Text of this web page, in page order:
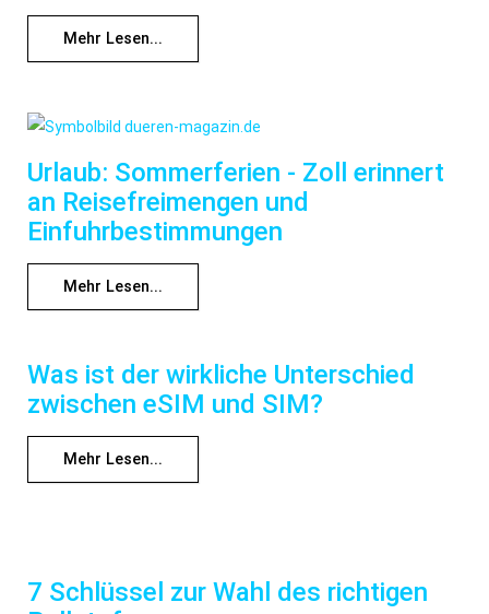
Mehr Lesen...
Urlaub: Sommerferien - Zoll erinnert
an Reisefreimengen und
Einfuhrbestimmungen
Mehr Lesen...
Was ist der wirkliche Unterschied
zwischen eSIM und SIM?
Mehr Lesen...
7 Schlüssel zur Wahl des richtigen